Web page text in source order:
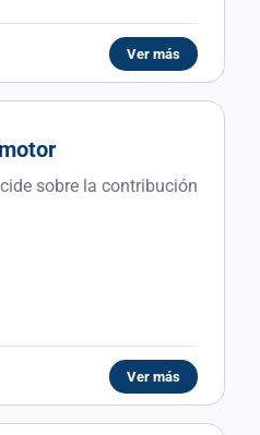
Ver más
sobre la contribución
Ver más